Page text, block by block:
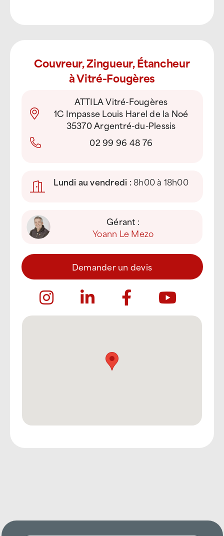
Couvreur, Zingueur, Étancheur
à Vitré-Fougères
ATTILA Vitré-Fougères
1C Impasse Louis Harel de la Noé
35370 Argentré-du-Plessis
02 99 96 48 76
Lundi au vendredi :8h00 à 18h00
Gérant :
Yoann Le Mezo
Demander un devis